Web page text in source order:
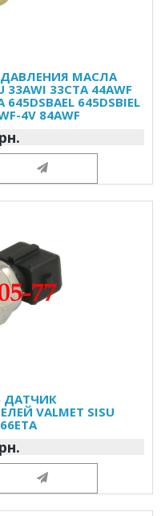
ДАВЛЕНИЯ МАСЛА
33CTA 44AWF
645DSBIEL
4V 84AWF
ДАТЧИК
VALMET SISU